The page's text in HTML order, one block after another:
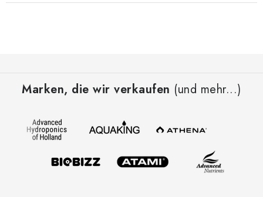
Marken, die wir verkaufen (und mehr...)